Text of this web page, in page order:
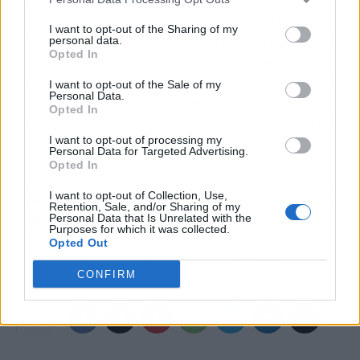
I want to opt-out of the Sharing of my
personal data.
Opted In
I want to opt-out of the Sale of my
Personal Data.
Opted In
I want to opt-out of processing my
Personal Data for Targeted Advertising.
Opted In
I want to opt-out of Collection, Use,
Retention, Sale, and/or Sharing of my
Personal Data that Is Unrelated with the
Purposes for which it was collected.
Opted Out
CONFIRM
proyectos que requieren control, agilidad y
precisión en cada etapa del proceso productivo.
Su capacidad para integrar herramientas
técnicas, datos operativos y financieros en una
única plataforma lo convierte en una opción
especialmente eficaz para la gestión industrial
moderna.
Artículo anterior
JOIA. El complemento de
Joel De Las Heras,
Inteligencia Artificial para
nombrar lo no visible
El mobiliario ergonómico
profesional, pieza clave
saludable